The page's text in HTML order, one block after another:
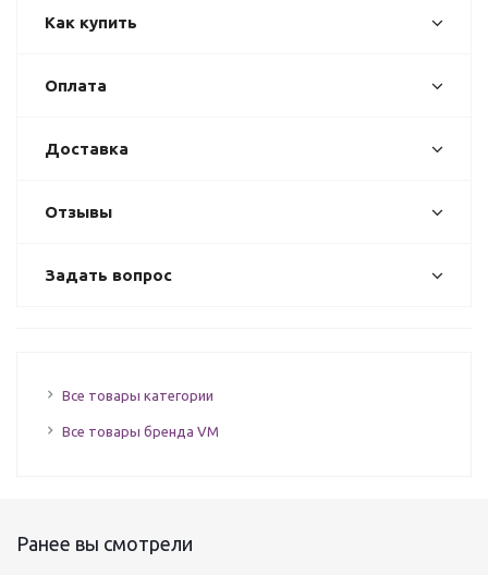
Как купить
Оплата
Доставка
Отзывы
Задать вопрос
Все товары категории
Все товары бренда VM
Ранее вы смотрели